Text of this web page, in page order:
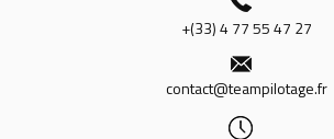
+(33) 4 77 55 47 27
contact@teampilotage.fr